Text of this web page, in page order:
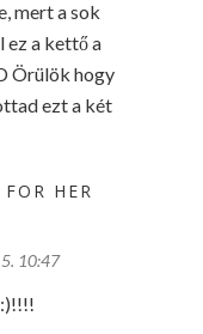
mert a sok
a kettő a
Örülök hogy
ezt a két
HER
10:47